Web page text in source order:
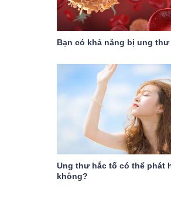
Bạn có khả năng bị ung
Ung thư hắc tố có thể phát
không?